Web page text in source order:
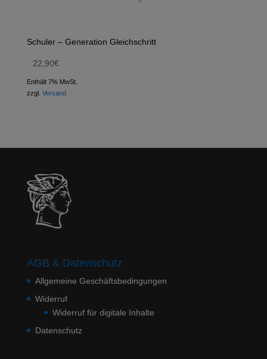
Schuler – Generation Gleichschritt
22,90€
Enthält 7% MwSt.
zzgl. Versand
AGB & Datenschutz
Allgemeine Geschäftsbedingungen
Widerruf
Widerruf für digitale Inhalte
Datenschutz